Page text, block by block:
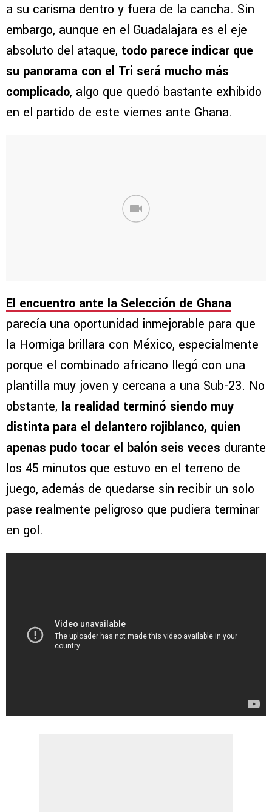
a su carisma dentro y fuera de la cancha. Sin
embargo, aunque en el Guadalajara es el eje
absoluto del ataque, todo parece indicar que
su panorama con el Tri será mucho más
complicado, algo que quedó bastante exhibido
en el partido de este viernes ante Ghana.
El encuentro ante la Selección de Ghana
parecía una oportunidad inmejorable para que
la Hormiga brillara con México, especialmente
porque el combinado africano llegó con una
plantilla muy joven y cercana a una Sub-23. No
obstante, la realidad terminó siendo muy
distinta para el delantero rojiblanco, quien
apenas pudo tocar el balón seis veces durante
los 45 minutos que estuvo en el terreno de
juego, además de quedarse sin recibir un solo
pase realmente peligroso que pudiera terminar
en gol.